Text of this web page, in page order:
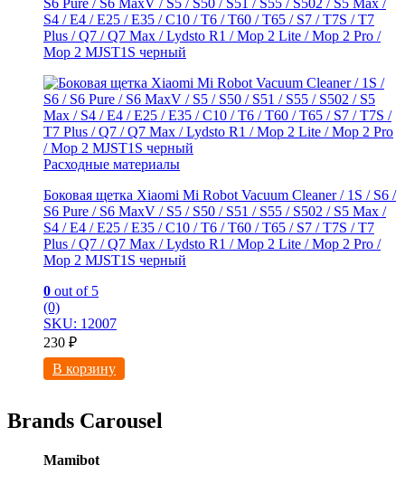
S6 Pure / S6 MaxV / S5 / S50 / S51 / S55 / S502 / S5 Max /
S4 / E4 / E25 / E35 / C10 / T6 / T60 / T65 / S7 / T7S / T7
Plus / Q7 / Q7 Max / Lydsto R1 / Mop 2 Lite / Mop 2 Pro /
Mop 2 MJST1S черный
Расходные материалы
Боковая щетка Xiaomi Mi Robot Vacuum Cleaner / 1S / S6 /
S6 Pure / S6 MaxV / S5 / S50 / S51 / S55 / S502 / S5 Max /
S4 / E4 / E25 / E35 / C10 / T6 / T60 / T65 / S7 / T7S / T7
Plus / Q7 / Q7 Max / Lydsto R1 / Mop 2 Lite / Mop 2 Pro /
Mop 2 MJST1S черный
0 out of 5
(0)
SKU: 12007
230 ₽
В корзину
Brands Carousel
Mamibot